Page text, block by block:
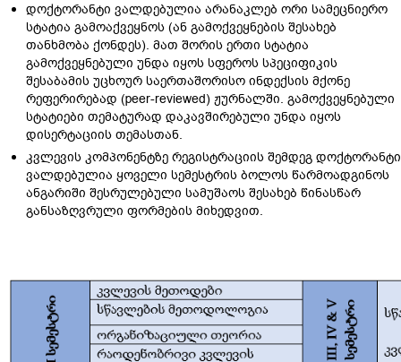
დოქტორანტი ვალდებულია არანაკლებ ორი სამეცნიერო
სტატია გამოაქვეყნოს (ან გამოქვეყნების შესახებ
თანხმობა ქონდეს). მათ შორის ერთი სტატია
გამოქვეყნებული უნდა იყოს სფეროს სპეციფიკის
შესაბამის უცხოურ საერთაშორისო ინდექსის მქონე
რეფერირებად (peer-reviewed) ჟურნალში. გამოქვეყნებული
სტატიები თემატურად დაკავშირებული უნდა იყოს
დისერტაციის თემასთან.
კვლევის კომპონენტზე რეგისტრაციის შემდეგ დოქტორანტი
ვალდებულია ყოველი სემესტრის ბოლოს წარმოადგინოს
ანგარიში შესრულებული სამუშაოს შესახებ წინასწარ
განსაზღვრული ფორმების მიხედვით.